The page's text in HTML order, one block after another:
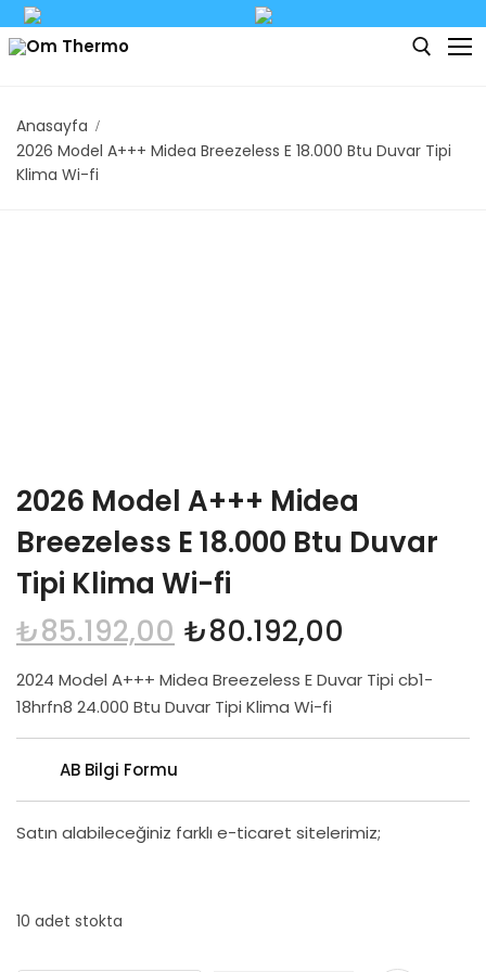
Anasayfa
Midea Ticari Tip Klimalar
Kaset Tipi
Midea Salon Tipi
Yer-Tavan Tipi
Hava Temizleme
Midea Kule Tipi 3’ü 1 Hava Arada Temizleyici Fan
Midea Klima
Anasayfa
2026 Model A+++ Midea Breezeless E 18.000 Btu Duvar Tipi
Klima Wi-fi
2026 Model A+++ Midea
Breezeless E 18.000 Btu Duvar
Tipi Klima Wi-fi
₺85.192,00 ₺80.192,00
2024 Model A+++ Midea Breezeless E Duvar Tipi cb1-
18hrfn8 24.000 Btu Duvar Tipi Klima Wi-fi
AB Bilgi Formu
Satın alabileceğiniz farklı e-ticaret sitelerimiz;
10 adet stokta